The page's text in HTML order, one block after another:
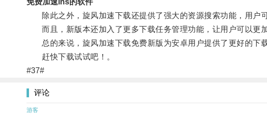
免费加速ins的软件
除此之外，旋风加速下载还提供了强大的资源搜索功能，用户
而且，新版本还加入了更多下载任务管理功能，让用户可以更加
总的来说，旋风加速下载免费新版为安卓用户提供了更好的下
赶快下载试试吧！。
#37#
评论
游客